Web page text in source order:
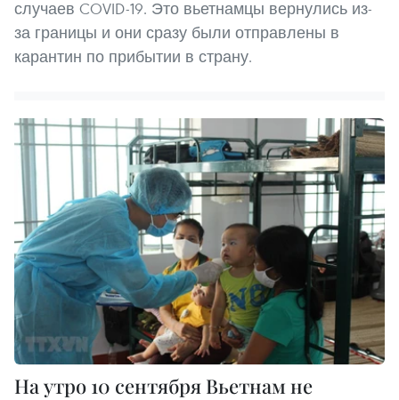
случаев COVID-19. Это вьетнамцы вернулись из-
за границы и они сразу были отправлены в
карантин по прибытии в страну.
На утро 10 сентября Вьетнам не